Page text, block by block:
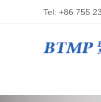
Tel: +86 755